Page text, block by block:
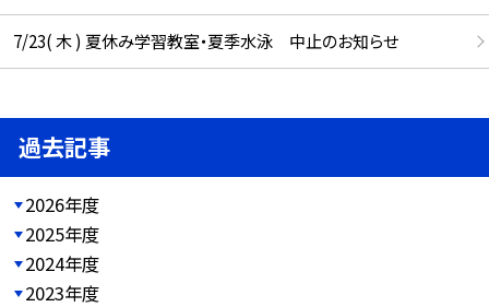
7/23( 木 ) 夏休み学習教室・夏季水泳 中止のお知らせ
過去記事
2026年度
2025年度
2024年度
2023年度